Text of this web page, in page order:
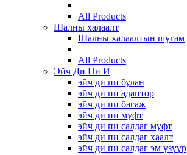
All Products
Шалны халаалт
Шалны халаалтын шугам
All Products
Эйч Ди Пи И
эйч ди пи булан
эйч ди пи адаптор
эйч ди пи багаж
эйч ди пи муфт
эйч ди пи салдаг муфт
эйч ди пи салдаг хаалт
эйч ди пи салдаг эм үзүүр